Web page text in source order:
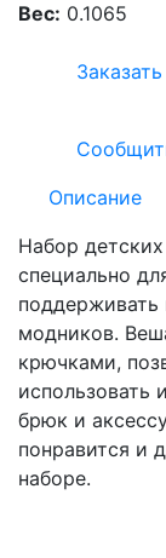
Вес: 0.1065
Заказать
Описание
Набор
специально
модников.
крючками,
использовать
брюк и
понравится и
наборе.